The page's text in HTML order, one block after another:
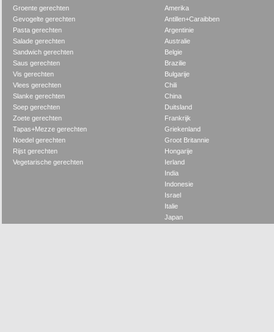
Groente gerechten
Gevogelte gerechten
Pasta gerechten
Salade gerechten
Sandwich gerechten
Saus gerechten
Vis gerechten
Vlees gerechten
Slanke gerechten
Soep gerechten
Zoete gerechten
Tapas+Mezze gerechten
Noedel gerechten
Rijst gerechten
Vegetarische gerechten
Amerika
Antillen+Caraibben
Argentinie
Australie
Belgie
Brazilie
Bulgarije
Chili
China
Duitsland
Frankrijk
Griekenland
Groot Britannie
Hongarije
Ierland
India
Indonesie
Israel
Italie
Japan